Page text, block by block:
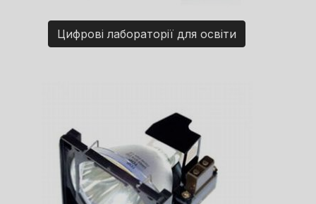
Цифрові лабораторії для освіти